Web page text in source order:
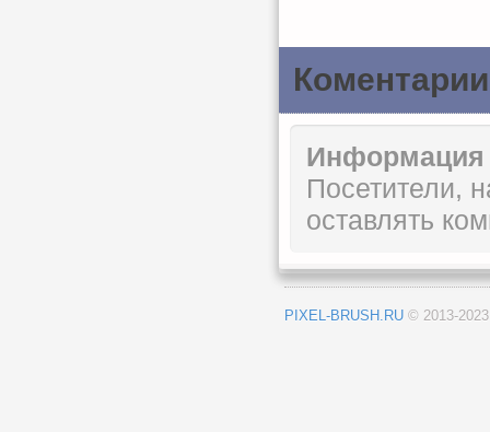
Коментарии
Информация
Посетители,
оставлять
PIXEL-BRUSH.RU © 2013-